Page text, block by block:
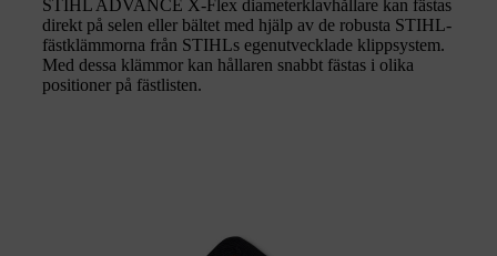
STIHL ADVANCE X-Flex diameterklavhållare kan fästas
direkt på selen eller bältet med hjälp av de robusta STIHL-
fästklämmorna från STIHLs egenutvecklade klippsystem.
Med dessa klämmor kan hållaren snabbt fästas i olika
positioner på fästlisten.